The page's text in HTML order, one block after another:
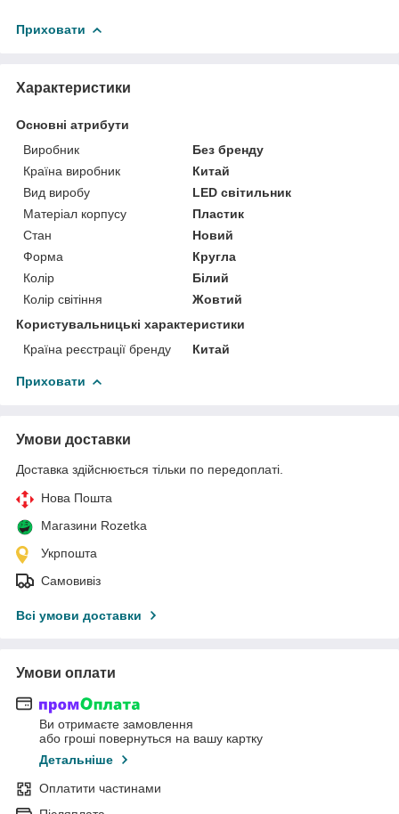
Приховати
Характеристики
Основні атрибути
Виробник
Без бренду
Країна виробник
Китай
Вид виробу
LED світильник
Матеріал корпусу
Пластик
Стан
Новий
Форма
Кругла
Колір
Білий
Колір світіння
Жовтий
Користувальницькі характеристики
Країна реєстрації бренду
Китай
Приховати
Умови доставки
Доставка здійснюється тільки по передоплаті.
Нова Пошта
Магазини Rozetka
Укрпошта
Самовивіз
Всі умови доставки
Умови оплати
Ви отримаєте замовлення
або гроші повернуться на вашу картку
Детальніше
Оплатити частинами